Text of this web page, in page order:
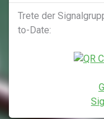
Trete der
to-Date: